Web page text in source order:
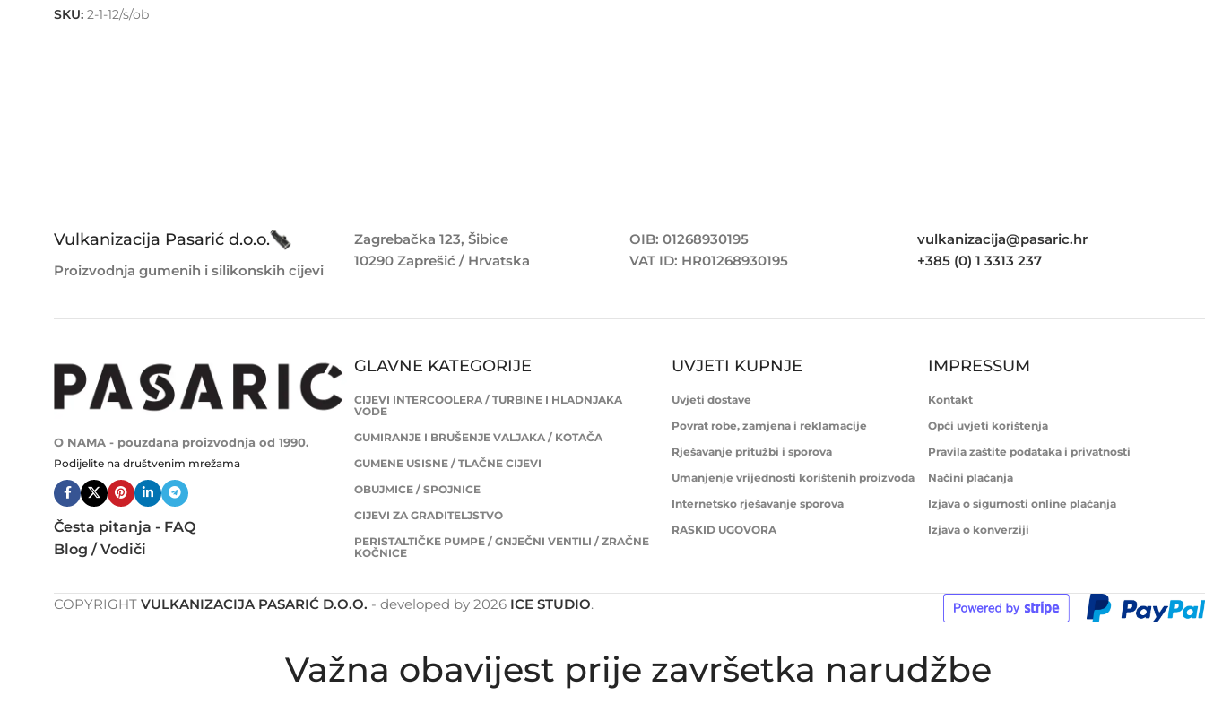
SKU: 2-1-12/s/ob
Vulkanizacija Pasarić d.o.o.
Proizvodnja gumenih i silikonskih cijevi
Zagrebačka 123, Šibice
10290 Zaprešić / Hrvatska
OIB: 01268930195
VAT ID: HR01268930195
vulkanizacija@pasaric.hr
+385 (0) 1 3313 237
O NAMA - pouzdana proizvodnja od 1990.
Podijelite na društvenim mrežama
Česta pitanja - FAQ
Blog / Vodiči
GLAVNE KATEGORIJE
CIJEVI INTERCOOLERA / TURBINE I HLADNJAKA
VODE
GUMIRANJE I BRUŠENJE VALJAKA / KOTAČA
GUMENE USISNE / TLAČNE CIJEVI
OBUJMICE / SPOJNICE
CIJEVI ZA GRADITELJSTVO
PERISTALTIČKE PUMPE / GNJEČNI VENTILI / ZRAČNE
KOČNICE
UVJETI KUPNJE
Uvjeti dostave
Povrat robe, zamjena i reklamacije
Rješavanje pritužbi i sporova
Umanjenje vrijednosti korištenih proizvoda
Internetsko rješavanje sporova
RASKID UGOVORA
IMPRESSUM
Kontakt
Opći uvjeti korištenja
Pravila zaštite podataka i privatnosti
Načini plaćanja
Izjava o sigurnosti online plaćanja
Izjava o konverziji
COPYRIGHT VULKANIZACIJA PASARIĆ D.O.O. - developed by 2026 ICE STUDIO.
Važna obavijest prije završetka narudžbe